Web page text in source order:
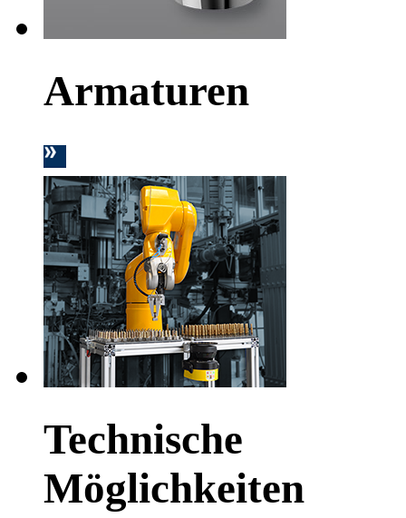
Armaturen
Technische
Möglichkeiten